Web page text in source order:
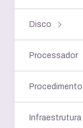
Disco
Processador
Infraestrutura